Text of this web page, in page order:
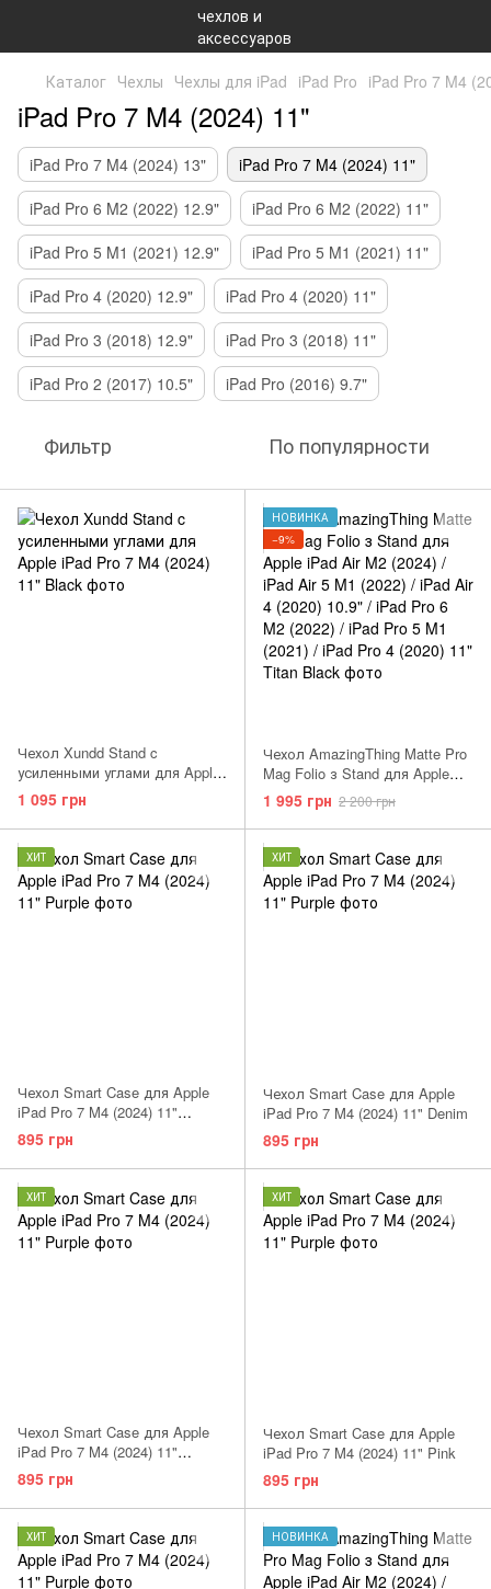
Каталог Чехлы Чехлы для iPad iPad Pro iPad Pro 7 M4
iPad Pro 7 M4 (2024) 11"
iPad Pro 7 M4 (2024) 13"
iPad Pro 7 M4 (2024) 11"
iPad Pro 6 M2 (2022) 12.9"
iPad Pro 6 M2 (2022) 11"
iPad Pro 5 M1 (2021) 12.9"
iPad Pro 5 M1 (2021) 11"
iPad Pro 4 (2020) 12.9"
iPad Pro 4 (2020) 11"
iPad Pro 3 (2018) 12.9"
iPad Pro 3 (2018) 11"
iPad Pro 2 (2017) 10.5"
iPad Pro (2016) 9.7"
Фильтр По популярности
Чехол Xundd Stand c
усиленными углами для Apple
iPad Pro 7 M4 (2024) 11" Black
1 095 грн
НОВИНКА
−9%
Чехол AmazingThing Matte Pro
Mag Folio з Stand для Apple
iPad Air 5 M1 (2022) / iPad Air 4
(2020) 10.9" iPad Pro 6 M2
(2022) / iPad Pro 5 M1 (2021) Air
M3 (2025) / iPad Air M2 (2024)
11" Titan Black
1 995 грн 2 200 грн
ХИТ
Чехол Smart Case для Apple
iPad Pro 7 M4 (2024) 11"
Charcoal Gray
895 грн
ХИТ
Чехол Smart Case для Apple
iPad Pro 7 M4 (2024) 11" Denim
895 грн
ХИТ
Чехол Smart Case для Apple
iPad Pro 7 M4 (2024) 11"
Midnight Blue
895 грн
ХИТ
Чехол Smart Case для Apple
iPad Pro 7 M4 (2024) 11" Pink
895 грн
ХИТ НОВИНКА